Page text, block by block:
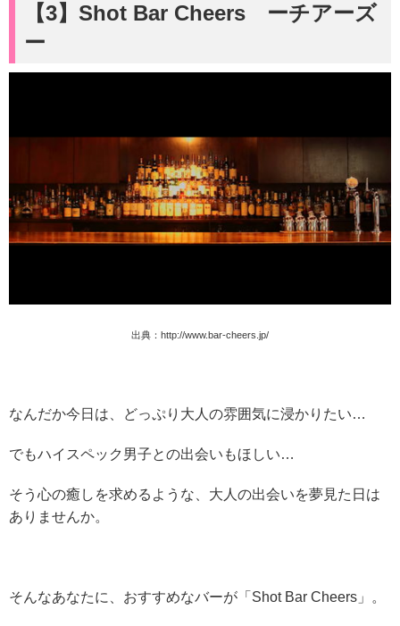
【3】 Shot Bar Cheers ーチアーズ
ー
出典： http://www.bar-cheers.jp/
なんだか今日は、どっぷり大人の雰囲気に浸かりたい…
でもハイスペック男子との出会いもほしい…
そう心の癒しを求めるような、大人の出会いを夢見た日は
ありませんか。
そんなあなたに、おすすめなバーが「Shot Bar Cheers」。